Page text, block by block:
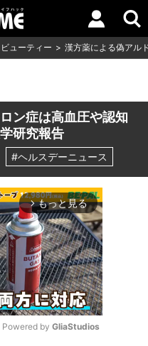
ューティー 漢方薬による偽アル
ン症は高血圧や認知
研究報告
#ヘルスデーニュース
arrow_forward_ios もっと見る
Powered by GliaStudios